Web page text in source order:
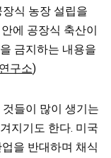
식 농장 설립을
에 공장식 축산이
금지하는 내용을
구소)
들이 많이 생기는
지기도 한다. 미국
을 반대하며 채식